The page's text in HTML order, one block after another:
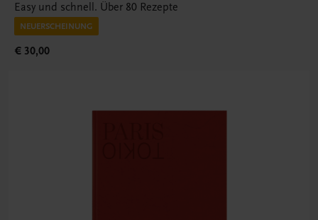
Easy und schnell. Über 80 Rezepte
NEUERSCHEINUNG
€ 30,00